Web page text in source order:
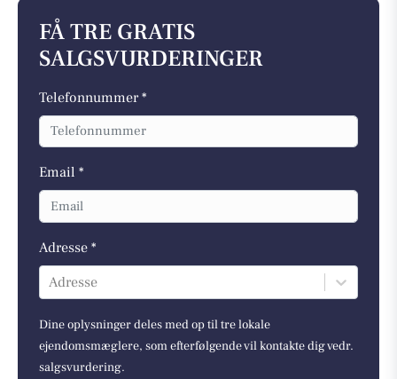
FÅ TRE GRATIS
SALGSVURDERINGER
Telefonnummer *
Email *
Adresse *
Adresse
Dine oplysninger deles med op til tre lokale
ejendomsmæglere, som efterfølgende vil kontakte dig vedr.
salgsvurdering.